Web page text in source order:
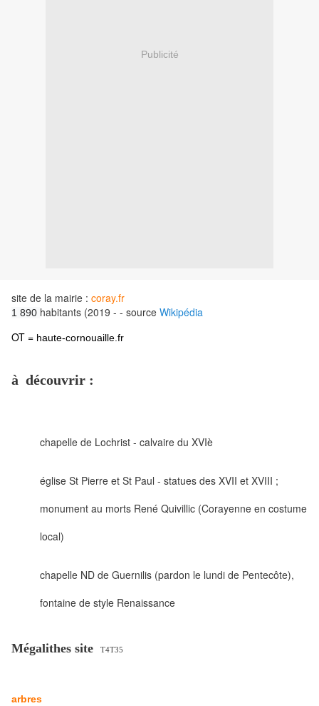
Publicité
site de la mairie : coray.fr
1 890 habitants (2019 - - source Wikipédia
OT = haute-cornouaille.fr
à découvrir :
chapelle de Lochrist - calvaire du XVIè
église St Pierre et St Paul - statues des XVII et XVIII ;
monument au morts René Quivillic (Corayenne en costume
local)
chapelle ND de Guernilis (pardon le lundi de Pentecôte),
fontaine de style Renaissance
Mégalithes site T4T35
arbres